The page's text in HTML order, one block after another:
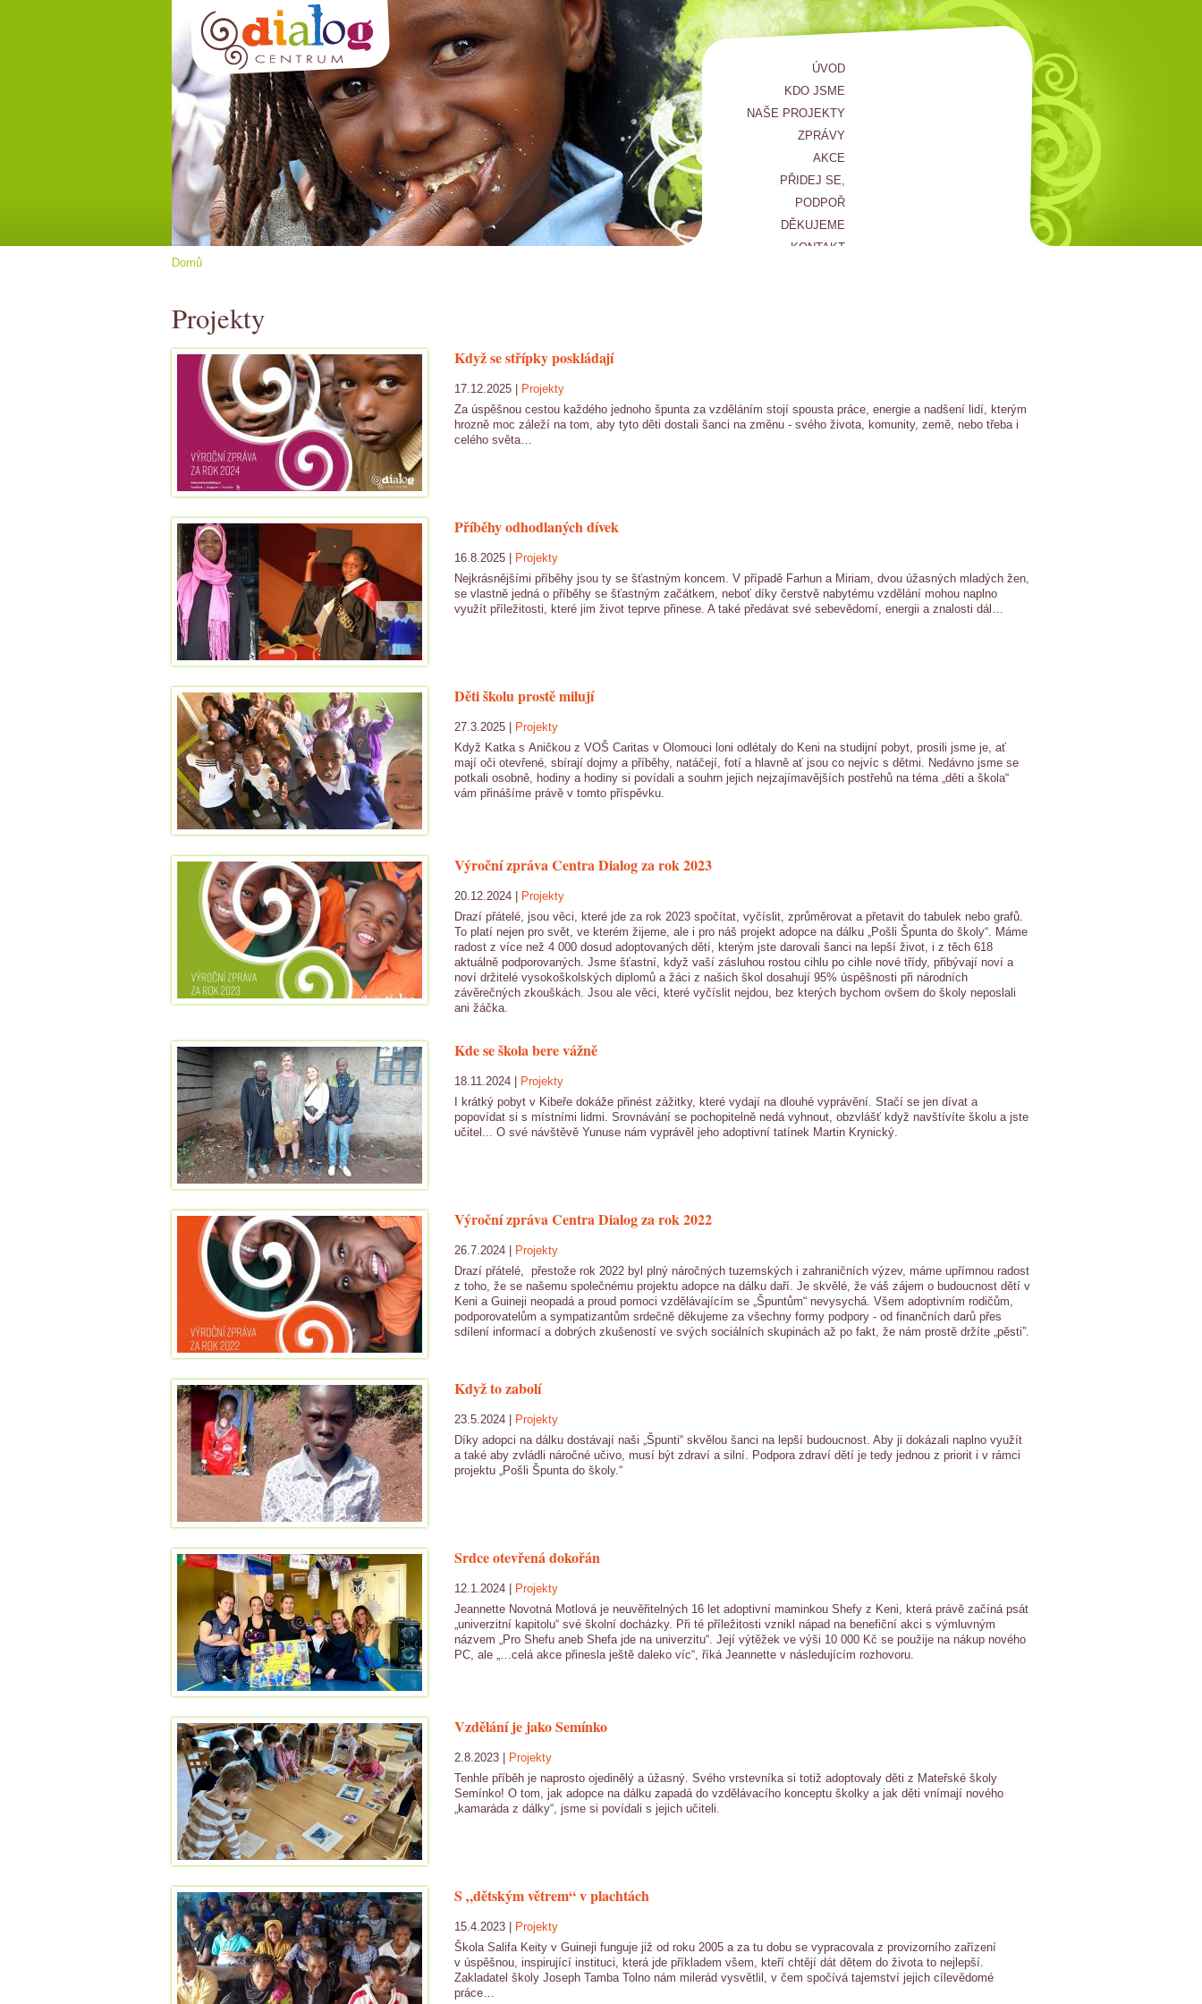
ÚVOD
KDO JSME
NAŠE PROJEKTY
ZPRÁVY
AKCE
PŘIDEJ SE,
PODPOŘ
DĚKUJEME
KONTAKT
Domů
Projekty
Když se střípky poskládají
17.12.2025 | Projekty
Za úspěšnou cestou každého jednoho špunta za vzděláním stojí spousta práce, energie a nadšení lidí, kterým
hrozně moc záleží na tom, aby tyto děti dostali šanci na změnu - svého života, komunity, země, nebo třeba i
celého světa…
Příběhy odhodlaných dívek
16.8.2025 | Projekty
Nejkrásnějšími příběhy jsou ty se šťastným koncem. V případě Farhun a Miriam, dvou úžasných mladých žen,
se vlastně jedná o příběhy se šťastným začátkem, neboť díky čerstvě nabytému vzdělání mohou naplno
využít příležitosti, které jim život teprve přinese. A také předávat své sebevědomí, energii a znalosti dál…
Děti školu prostě milují
27.3.2025 | Projekty
Když Katka s Aničkou z VOŠ Caritas v Olomouci loni odlétaly do Keni na studijní pobyt, prosili jsme je, ať
mají oči otevřené, sbírají dojmy a příběhy, natáčejí, fotí a hlavně ať jsou co nejvíc s dětmi. Nedávno jsme se
potkali osobně, hodiny a hodiny si povídali a souhrn jejich nejzajímavějších postřehů na téma „děti a škola“
vám přinášíme právě v tomto příspěvku.
Výroční zpráva Centra Dialog za rok 2023
20.12.2024 | Projekty
Drazí přátelé, jsou věci, které jde za rok 2023 spočítat, vyčíslit, zprůměrovat a přetavit do tabulek nebo grafů.
To platí nejen pro svět, ve kterém žijeme, ale i pro náš projekt adopce na dálku „Pošli Špunta do školy“. Máme
radost z více než 4 000 dosud adoptovaných dětí, kterým jste darovali šanci na lepší život, i z těch 618
aktuálně podporovaných. Jsme šťastní, když vaší zásluhou rostou cihlu po cihle nové třídy, přibývají noví a
noví držitelé vysokoškolských diplomů a žáci z našich škol dosahují 95% úspěšnosti při národních
závěrečných zkouškách. Jsou ale věci, které vyčíslit nejdou, bez kterých bychom ovšem do školy neposlali
ani žáčka.
Kde se škola bere vážně
18.11.2024 | Projekty
I krátký pobyt v Kibeře dokáže přinést zážitky, které vydají na dlouhé vyprávění. Stačí se jen dívat a
popovídat si s místními lidmi. Srovnávání se pochopitelně nedá vyhnout, obzvlášť když navštívíte školu a jste
učitel... O své návštěvě Yunuse nám vyprávěl jeho adoptivní tatínek Martin Krynický.
Výroční zpráva Centra Dialog za rok 2022
26.7.2024 | Projekty
Drazí přátelé, přestože rok 2022 byl plný náročných tuzemských i zahraničních výzev, máme upřímnou radost
z toho, že se našemu společnému projektu adopce na dálku daří. Je skvělé, že váš zájem o budoucnost dětí v
Keni a Guineji neopadá a proud pomoci vzdělávajícím se „Špuntům“ nevysychá. Všem adoptivním rodičům,
podporovatelům a sympatizantům srdečně děkujeme za všechny formy podpory - od finančních darů přes
sdílení informací a dobrých zkušeností ve svých sociálních skupinách až po fakt, že nám prostě držíte „pěsti”.
Když to zabolí
23.5.2024 | Projekty
Díky adopci na dálku dostávají naši „Špunti“ skvělou šanci na lepší budoucnost. Aby ji dokázali naplno využít
a také aby zvládli náročné učivo, musí být zdraví a silní. Podpora zdraví dětí je tedy jednou z priorit i v rámci
projektu „Pošli Špunta do školy.“
Srdce otevřená dokořán
12.1.2024 | Projekty
Jeannette Novotná Motlová je neuvěřitelných 16 let adoptivní maminkou Shefy z Keni, která právě začíná psát
„univerzitní kapitolu“ své školní docházky. Při té příležitosti vznikl nápad na benefiční akci s výmluvným
názvem „Pro Shefu aneb Shefa jde na univerzitu“. Její výtěžek ve výši 10 000 Kč se použije na nákup nového
PC, ale „…celá akce přinesla ještě daleko víc“, říká Jeannette v následujícím rozhovoru.
Vzdělání je jako Semínko
2.8.2023 | Projekty
Tenhle příběh je naprosto ojedinělý a úžasný. Svého vrstevníka si totiž adoptovaly děti z Mateřské školy
Semínko! O tom, jak adopce na dálku zapadá do vzdělávacího konceptu školky a jak děti vnímají nového
„kamaráda z dálky“, jsme si povídali s jejich učiteli.
S „dětským větrem“ v plachtách
15.4.2023 | Projekty
Škola Salifa Keity v Guineji funguje již od roku 2005 a za tu dobu se vypracovala z provizorního zařízení
v úspěšnou, inspirující instituci, která jde příkladem všem, kteří chtějí dát dětem do života to nejlepší.
Zakladatel školy Joseph Tamba Tolno nám milerád vysvětlil, v čem spočívá tajemství jejich cílevědomé
práce…